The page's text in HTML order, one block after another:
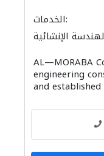
الخدمات:
الإنشائية
كهروميكانيكية
ميكانيكيون
المعماري
AL—MORABA
engineering
and established